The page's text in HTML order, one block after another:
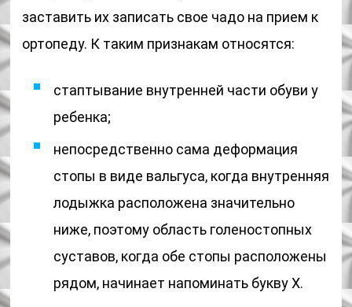
заставить их записать свое чадо на прием к
ортопеду. К таким признакам относятся:
стаптывание внутренней части обуви у
ребенка;
непосредственно сама деформация
стопы в виде вальгуса, когда внутренняя
лодыжка расположена значительно
ниже, поэтому область голеностопных
суставов, когда обе стопы расположены
рядом, начинает напоминать букву Х.